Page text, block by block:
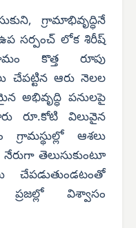
గ్రామాభివృద్ధినే
సర్పంచ్ లోక శిరీష్
కొత్త రూపు
చేపట్టిన ఆరు నెలల
అభివృద్ధి పనులపై
రూ.కోటి విలువైన
గ్రామస్థుల్లో ఆశలు
తెలుసుకుంటూ
చేపడుతుండటంతో
విశ్వాసం